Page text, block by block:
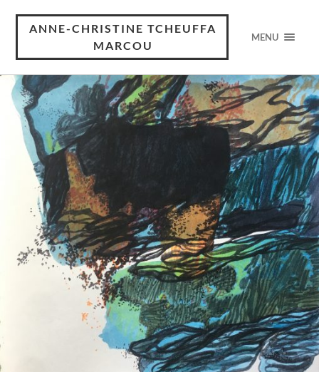
ANNE-CHRISTINE TCHEUFFA
MARCOU
MENU